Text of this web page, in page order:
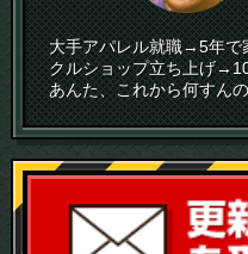
大手アパレル就職→5年
クルショップ立ち上げ
あんた、これから何すん